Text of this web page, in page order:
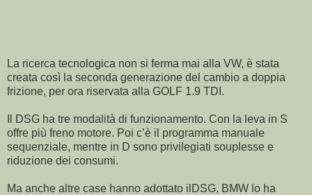
La ricerca tecnologica non si ferma mai alla VW, è stata
creata così la seconda generazione del cambio a doppia
frizione, per ora riservata alla GOLF 1.9 TDI.
Il DSG ha tre modalità di funzionamento. Con la leva in S
offre più freno motore. Poi c’è il programma manuale
sequenziale, mentre in D sono privilegiati souplesse e
riduzione dei consumi.
Ma anche altre case hanno adottato ilDSG, BMW lo ha